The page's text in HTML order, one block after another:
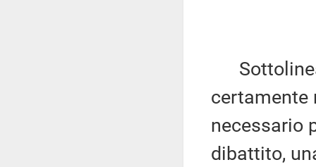
certamente
necessario
dibattito,